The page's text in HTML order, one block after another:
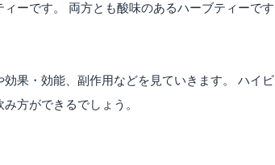
ーです。 両方とも酸味のあるハーブティーです
果・効能、副作用などを見ていきます。 ハイビ
方ができるでしょう。